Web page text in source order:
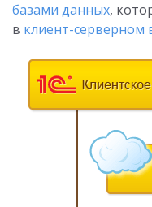
базами данных,
в клиент-серверном